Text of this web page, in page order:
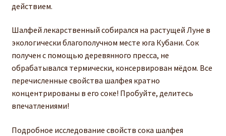
действием.
Шалфей лекарственный собирался на растущей Луне в
экологически благополучном месте юга Кубани. Сок
получен с помощью деревянного пресса, не
обрабатывался термически, консервирован мёдом. Все
перечисленные свойства шалфея кратно
концентрированы в его соке! Пробуйте, делитесь
впечатлениями!
Подробное исследование свойств сока шалфея